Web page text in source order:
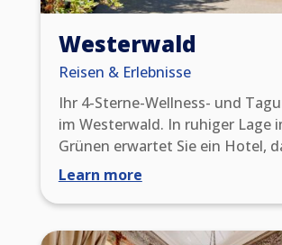
Westerwald
Reisen & Erlebnisse
Ihr 4-Sterne-Wellness- und
im Westerwald. In ruhiger Lage
Grünen erwartet Sie ein Hotel,
Erholung, Wellness, Aktivurlaub
verbindet.Ankommen &
Freuen Sie sich auf Ihre ganz
Learn more